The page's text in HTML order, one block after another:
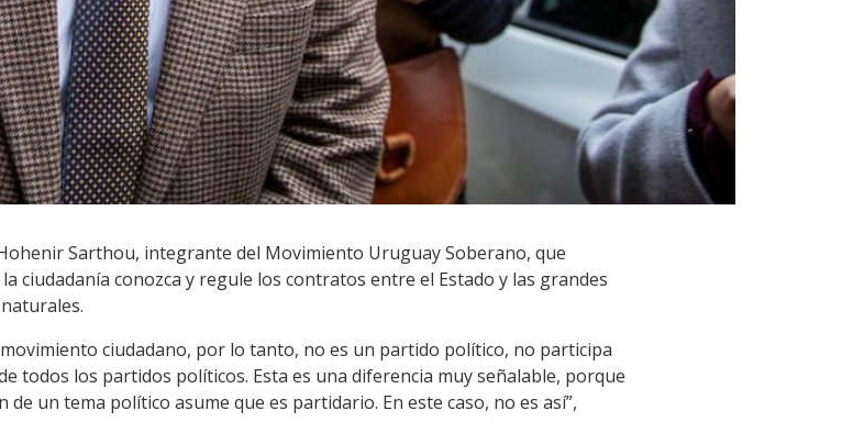
Sarthou, integrante del Movimiento Uruguay Soberano, que
ciudadanía conozca y regule los contratos entre el Estado y las grandes
ciudadano, por lo tanto, no es un partido político, no participa
todos los partidos políticos. Esta es una diferencia muy señalable, porque
un tema político asume que es partidario. En este caso, no es así”,